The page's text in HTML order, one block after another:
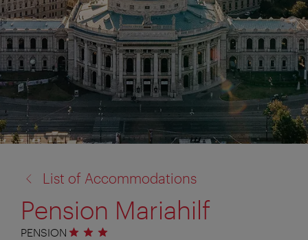
la:
List of Accommodations
Pension Mariahilf
PENSION 3 stele